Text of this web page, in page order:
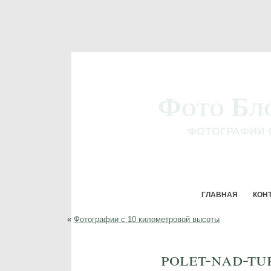
ГЛАВНАЯ
« Фотографии с 10 километровой высоты
polet-nad-